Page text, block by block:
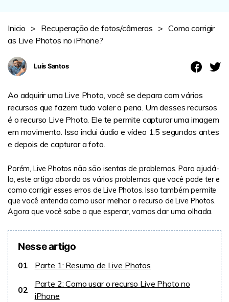
Inicio > Recuperação de fotos/câmeras > Como corrigir
as Live Photos no iPhone?
Luís Santos
Ao adquirir uma Live Photo, você se depara com vários
recursos que fazem tudo valer a pena. Um desses recursos
é o recurso Live Photo. Ele te permite capturar uma imagem
em movimento. Isso inclui áudio e vídeo 1.5 segundos antes
e depois de capturar a foto.
Porém, Live Photos não são isentas de problemas. Para ajudá-
lo, este artigo aborda os vários problemas que você pode ter e
como corrigir esses erros de Live Photos. Isso também permite
que você entenda como usar melhor o recurso de Live Photos.
Agora que você sabe o que esperar, vamos dar uma olhada.
Nesse artigo
01 Parte 1: Resumo de Live Photos
02
Parte 2: Como usar o recurso Live Photo no
iPhone